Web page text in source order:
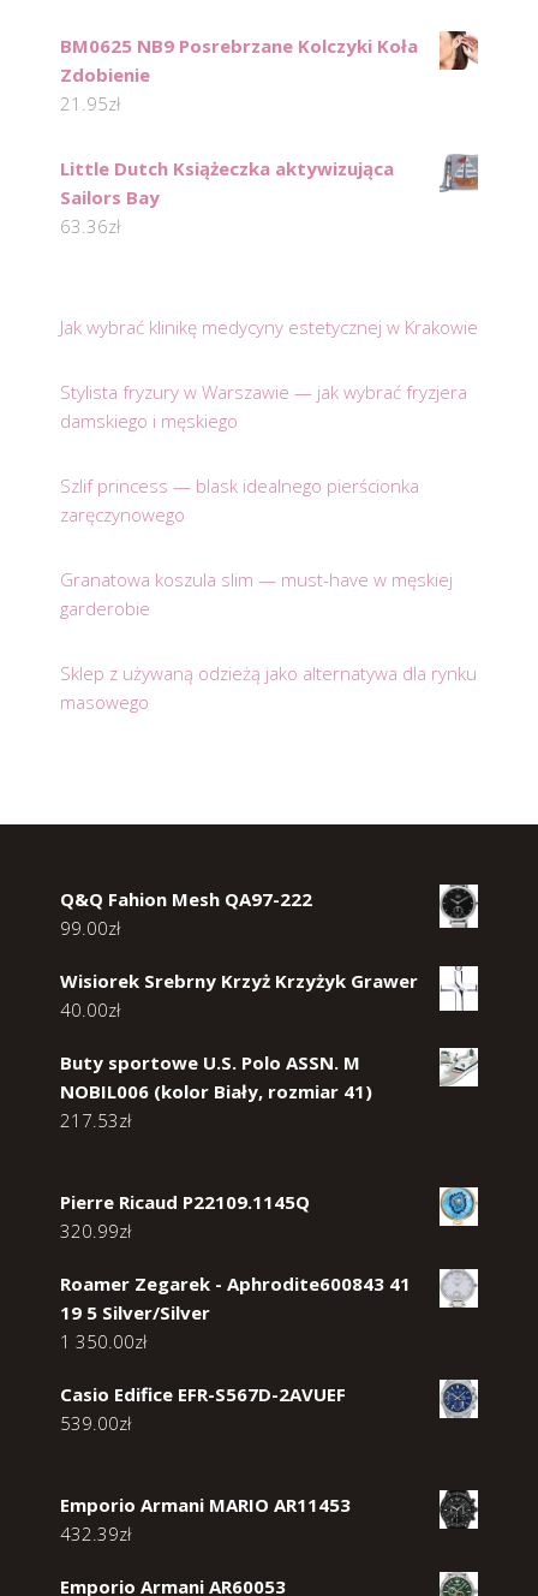
BM0625 NB9 Posrebrzane Kolczyki Koła
Zdobienie
21.95zł
Little Dutch Książeczka aktywizująca
Sailors Bay
63.36zł
Jak wybrać klinikę medycyny estetycznej w Krakowie
Stylista fryzury w Warszawie — jak wybrać fryzjera
damskiego i męskiego
Szlif princess — blask idealnego pierścionka
zaręczynowego
Granatowa koszula slim — must-have w męskiej
garderobie
Sklep z używaną odzieżą jako alternatywa dla rynku
masowego
Q&Q Fahion Mesh QA97-222
99.00zł
Wisiorek Srebrny Krzyż Krzyżyk Grawer
40.00zł
Buty sportowe U.S. Polo ASSN. M
NOBIL006 (kolor Biały, rozmiar 41)
217.53zł
Pierre Ricaud P22109.1145Q
320.99zł
Roamer Zegarek - Aphrodite600843 41
19 5 Silver/Silver
1 350.00zł
Casio Edifice EFR-S567D-2AVUEF
539.00zł
Emporio Armani MARIO AR11453
432.39zł
Emporio Armani AR60053